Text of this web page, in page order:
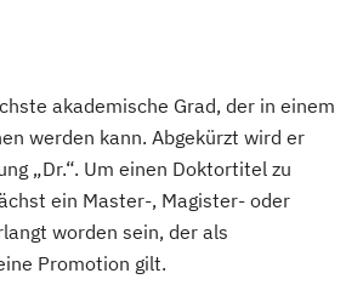
& Sales
Management
Auditing
Management
Professional MBA
Finance (EN)
Breeding and Genetics
International Graduate
(IGS-
der Bodenkultur
der Sozial- und
akademische Grad, der in einem
werden kann. Abgekürzt wird er
„Dr.“. Um einen Doktortitel zu
ein Master-, Magister- oder
worden sein, der als
Promotion gilt.